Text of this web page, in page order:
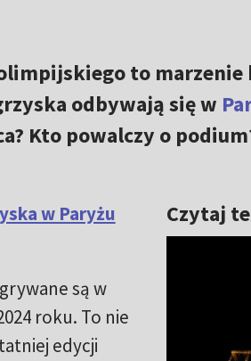
to marzenie
odbywają się w
Kto powalczy o
Czytaj
w Paryżu
są w
roku. To nie
edycji